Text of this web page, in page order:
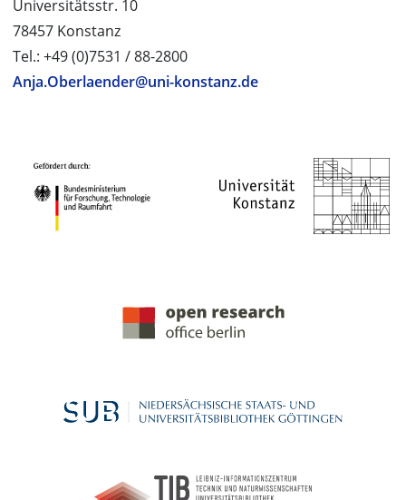
Universitätsstr. 10
78457 Konstanz
Tel.: +49 (0)7531 / 88-2800
Anja.Oberlaender@uni-konstanz.de